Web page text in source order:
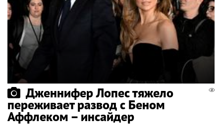
Дженнифер Лопес тяжело
переживает развод с Беном
Аффлеком – инсайдер